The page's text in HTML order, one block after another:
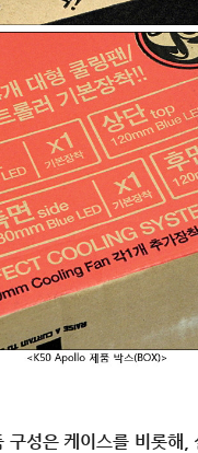
성은 케이스를 비롯해,